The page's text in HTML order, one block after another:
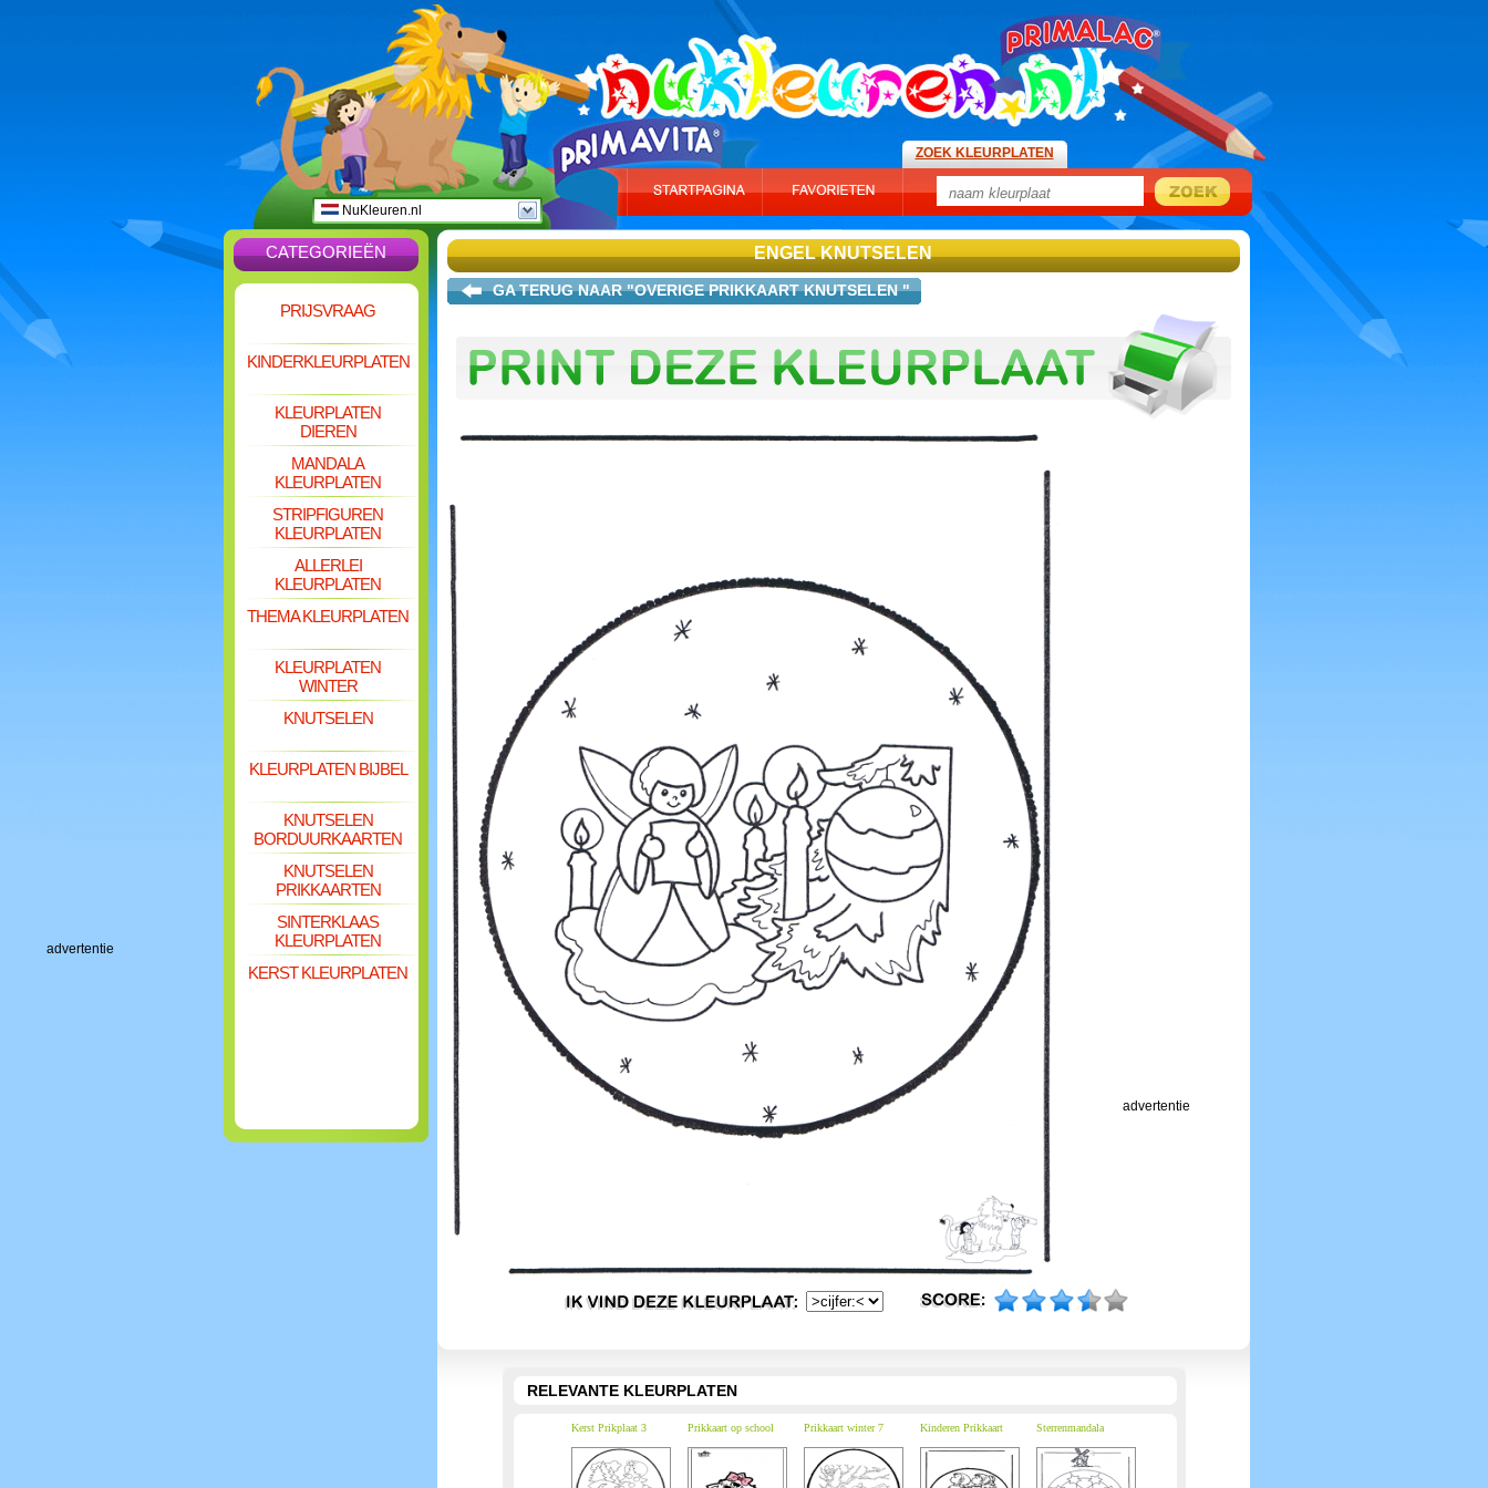
advertentie
NuKleuren.nl
ZOEK KLEURPLATEN
CATEGORIEËN
PRIJSVRAAG
KINDERKLEURPLATEN
KLEURPLATEN
DIEREN
MANDALA
KLEURPLATEN
STRIPFIGUREN
KLEURPLATEN
ALLERLEI
KLEURPLATEN
THEMA KLEURPLATEN
KLEURPLATEN
WINTER
KNUTSELEN
KLEURPLATEN BIJBEL
KNUTSELEN
BORDUURKAARTEN
KNUTSELEN
PRIKKAARTEN
SINTERKLAAS
KLEURPLATEN
KERST KLEURPLATEN
ENGEL KNUTSELEN
GA TERUG NAAR "OVERIGE PRIKKAART KNUTSELEN "
advertentie
RELEVANTE KLEURPLATEN
Kerst Prikplaat 3 Prikkaart op school Prikkaart winter 7 Kinderen Prikkaart Sterrenmandala